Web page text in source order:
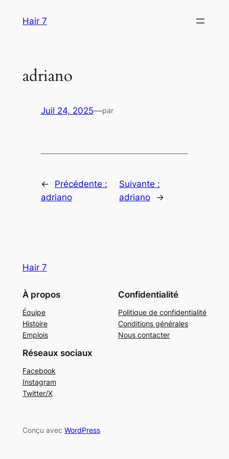
Hair 7
adriano
Juil 24, 2025—par
←
Précédente :
adriano
Suivante :
adriano
→
Hair 7
À propos
Équipe
Histoire
Emplois
Confidentialité
Politique de confidentialité
Conditions générales
Nous contacter
Réseaux sociaux
Facebook
Instagram
Twitter/X
Conçu avec WordPress